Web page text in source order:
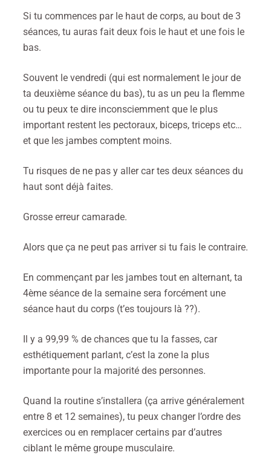
Si tu commences par le haut de corps, au bout de 3
séances, tu auras fait deux fois le haut et une fois le
bas.
Souvent le vendredi (qui est normalement le jour de
ta deuxième séance du bas), tu as un peu la flemme
ou tu peux te dire inconsciemment que le plus
important restent les pectoraux, biceps, triceps etc…
et que les jambes comptent moins.
Tu risques de ne pas y aller car tes deux séances du
haut sont déjà faites.
Grosse erreur camarade.
Alors que ça ne peut pas arriver si tu fais le contraire.
En commençant par les jambes tout en alternant, ta
4ème séance de la semaine sera forcément une
séance haut du corps (t’es toujours là ??).
Il y a 99,99 % de chances que tu la fasses, car
esthétiquement parlant, c’est la zone la plus
importante pour la majorité des personnes.
Quand la routine s’installera (ça arrive généralement
entre 8 et 12 semaines), tu peux changer l’ordre des
exercices ou en remplacer certains par d’autres
ciblant le même groupe musculaire.